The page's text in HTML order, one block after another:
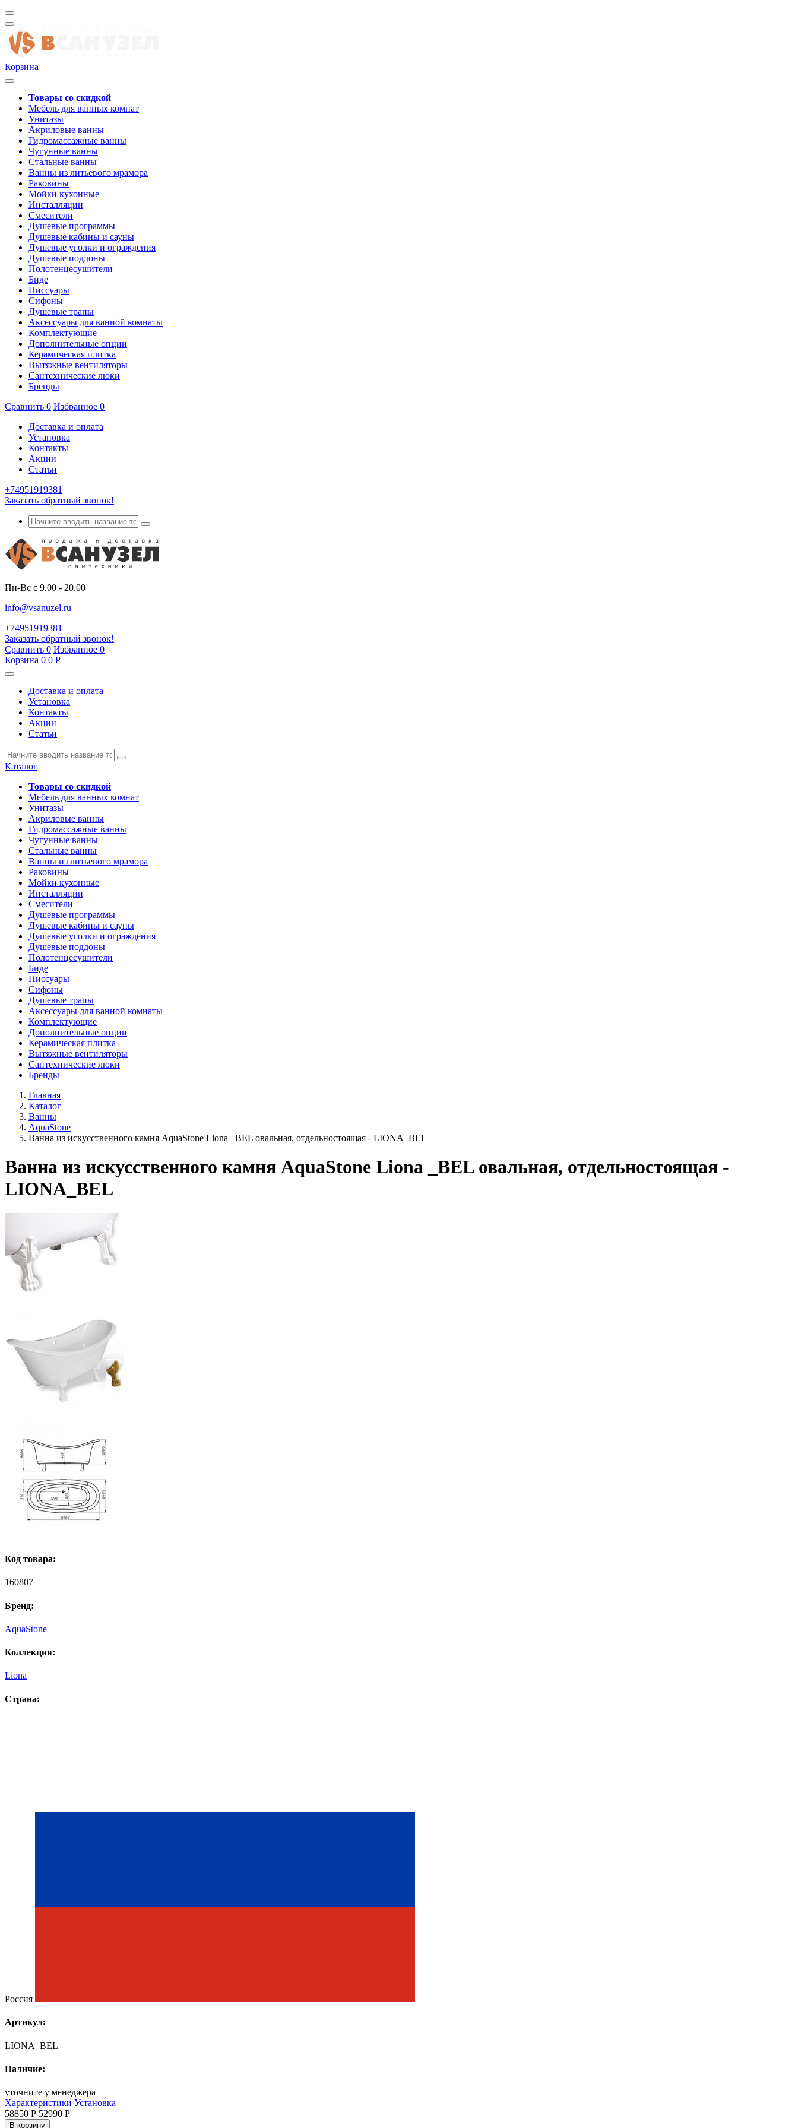
Корзина
Товары со скидкой
Мебель для ванных комнат
Унитазы
Акриловые ванны
Гидромассажные ванны
Чугунные ванны
Стальные ванны
Ванны из литьевого мрамора
Раковины
Мойки кухонные
Инсталляции
Смесители
Душевые программы
Душевые кабины и сауны
Душевые уголки и ограждения
Душевые поддоны
Полотенцесушители
Биде
Писсуары
Сифоны
Душевые трапы
Аксессуары для ванной комнаты
Комплектующие
Дополнительные опции
Керамическая плитка
Вытяжные вентиляторы
Сантехнические люки
Бренды
Сравнить 0 Избранное 0
Доставка и оплата
Установка
Контакты
Акции
Статьи
+74951919381
Заказать обратный звонок!
Пн-Вс с 9.00 - 20.00
info@vsanuzel.ru
+74951919381
Заказать обратный звонок!
Сравнить 0 Избранное 0
Корзина 0 0 Р
Доставка и оплата
Установка
Контакты
Акции
Статьи
Каталог
Товары со скидкой
Мебель для ванных комнат
Унитазы
Акриловые ванны
Гидромассажные ванны
Чугунные ванны
Стальные ванны
Ванны из литьевого мрамора
Раковины
Мойки кухонные
Инсталляции
Смесители
Душевые программы
Душевые кабины и сауны
Душевые уголки и ограждения
Душевые поддоны
Полотенцесушители
Биде
Писсуары
Сифоны
Душевые трапы
Аксессуары для ванной комнаты
Комплектующие
Дополнительные опции
Керамическая плитка
Вытяжные вентиляторы
Сантехнические люки
Бренды
Главная
Каталог
Ванны
AquaStone
Ванна из искусственного камня AquaStone Liona _BEL овальная, отдельностоящая - LIONA_BEL
Ванна из искусственного камня AquaStone Liona _BEL овальная, отдельностоящая -
LIONA_BEL
Код товара:
160807
Бренд:
AquaStone
Коллекция:
Liona
Страна:
Россия
Артикул:
LIONA_BEL
Наличие:
уточните у менеджера
Характеристики Установка
58850 Р 52990 Р
В корзину